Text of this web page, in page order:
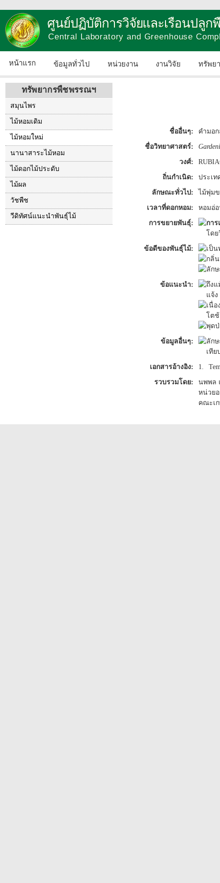
ศูนย์ปฏิบัติการวิจัยและเรือนปลูก
Central Laboratory and Greenhouse
หน้าแรก ข้อมูลทั่วไป หน่วยงาน งานวิจัย ทรัพย
ทรัพยากรพืชพรรณฯ
สมุนไพร
ไม้หอมเดิม
ไม้หอมใหม่
นานาสาระไม้หอม
ไม้ดอกไม้ประดับ
ไม้ผล
วัชพืช
วีดิทัศน์แนะนำพันธุ์ไม้
ชื่ออื่นๆ: คำมอ
ชื่อวิทยาศาสตร์:
วงศ์:
ถิ่นกำเนิด: ประเท
ลักษณะทั่วไป: ไม้พุ่ม
เวลาที่ดอกหอม: หอมอ่
การขยายพันธุ์:
การ
โด
ข้อดีของพันธุ์ไม้:
เป็
กลิ่
ลัก
ข้อแนะนำ:
ถึงแ
แจ้ง
เนื่
โต
พุดป่
ข้อมูลอื่นๆ:
ลัก
เที
เอกสารอ้างอิง: 1.
รวบรวมโดย:
นพพล
หน่วย
คณะเ